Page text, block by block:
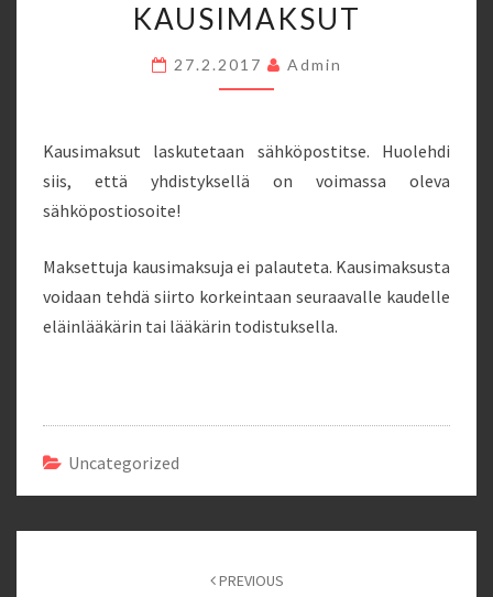
KAUSIMAKSUT
27.2.2017 Admin
Kausimaksut laskutetaan sähköpostitse. Huolehdi
siis, että yhdistyksellä on voimassa oleva
sähköpostiosoite!
Maksettuja kausimaksuja ei palauteta. Kausimaksusta
voidaan tehdä siirto korkeintaan seuraavalle kaudelle
eläinlääkärin tai lääkärin todistuksella.
Uncategorized
PREVIOUS